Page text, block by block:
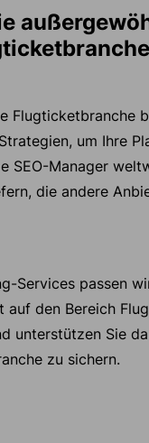
Flugticketbranche
um Ihre
SEO-Manager
die andere
Services passen
den Bereich
unterstützen Sie
zu sichern.